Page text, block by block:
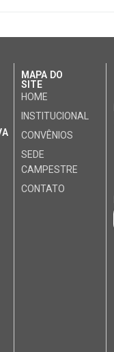
MAPA DO
SITE
HOME
INSTITUCIONAL
CONVÊNIOS
SEDE
CAMPESTRE
CONTATO